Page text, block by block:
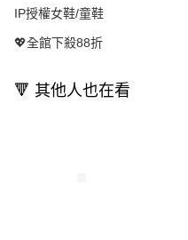
IP授權女鞋/童鞋
💖全館下殺88折
🔻 其他人也在看